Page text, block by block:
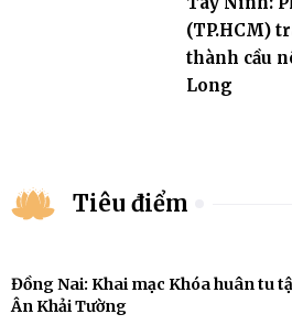
(TP.HCM)
thành cầu
Long
Tiêu điểm
Đồng Nai: Khai mạc Khóa huân tu
Ân Khải Tường